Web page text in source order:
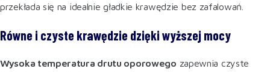
przekłada się na idealnie gładkie krawędzie bez zafalowań.
Równe i czyste krawędzie dzięki wyższej mocy
Wysoka temperatura drutu oporowego zapewnia czyste